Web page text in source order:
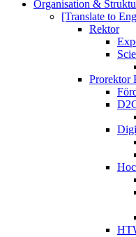
Organisation &
[Translate to
Rektor
Prorektor